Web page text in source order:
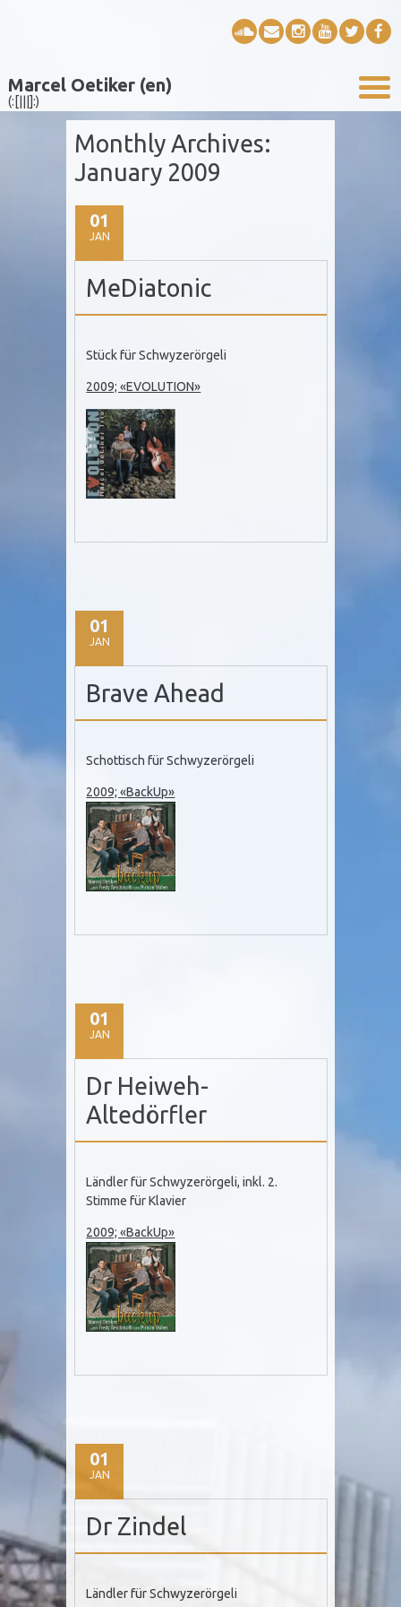
Marcel Oetiker (en)
(:[|||]:)
Monthly Archives:
January 2009
01
JAN
MeDiatonic
Stück für Schwyzerörgeli
2009; «EVOLUTION»
01
JAN
Brave Ahead
Schottisch für Schwyzerörgeli
2009; «BackUp»
01
JAN
Dr Heiweh-
Altedörfler
Ländler für Schwyzerörgeli, inkl. 2.
Stimme für Klavier
2009; «BackUp»
01
JAN
Dr Zindel
Ländler für Schwyzerörgeli